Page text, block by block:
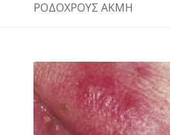
ΡΟΔΌΧΡΟΥΣ ΑΚΜΉ